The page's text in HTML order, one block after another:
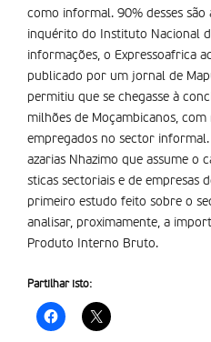
como informal. 90% desses
inquérito do Instituto Nacional
informações, o Expressoafrica
publicado por um jornal de
permitiu que se chegasse à
milhões de Moçambicanos,
empregados no sector informal.
azarias Nhazimo que assume
sticas sectoriais e de empresas
primeiro estudo feito sobre o
analisar, proximamente, a
Produto Interno Bruto.
Partilhar isto: